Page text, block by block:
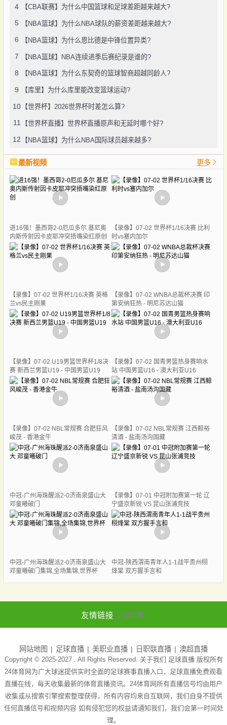
4 【CBA联赛】为什么中国篮球和足球差距越来越大?
5 【NBA篮球】为什么NBA球队的薪资差距越来越大?
6 【NBA篮球】为什么恩比德是中锋位置异类?
7 【NBA篮球】NBA连续进季后赛纪录是谁的?
8 【NBA篮球】为什么东契奇的篮球智商超越同龄人?
9 【库里】为什么库里能改变篮球运动?
10 【世界杯】2026世界杯时差怎么算?
11 【世界杯直播】世界杯直播原声和无延时哪个好?
12 【NBA篮球】为什么NBA国际球员越来越多?
最新视频 更多
进16强！墨西哥2-0厄瓜多尔 基尼奥
内斯传射因卡皮耶冲突捂嘴染红原创
【录像】07-02 世界杯1/16决赛 比利
时vs塞内加尔
【录像】07-02 世界杯1/16决赛 英格
兰vs民主刚果
【录像】07-02 WNBA总裁杯决赛 印
第安纳狂热 - 明尼苏达山猫
【录像】07-02 U19男篮世界杯1/8决
赛 新西兰男篮U19 - 中国男篮U19
【录像】07-02 国青男篮热身赛响水
站 中国男篮U16 - 澳大利亚U16
【录像】07-02 NBL常规赛 合肥狂风
峻茂 - 香港金牛
【录像】07-02 NBL常规赛 江西鲸裕
清酒 - 盐南汤沟国藏
中冠-广州海珠醒派2-0济南泉盛山大
邓童曦破门
【录像】07-01 中冠附加赛第一轮 辽
宁盛京新锐 VS 昆山张浦竞技
中冠-广州海珠醒派2-0济南泉盛山大
邓童曦破门集锦,全场集锦,世界杯
中冠-陕西渭南青年人1-1战平贵州栩
烽棠 双方握手言和
友情链接 足球直播
网站地图 足球直播 美职业直播 日职联直播 澳超直播
Copyright © 2025-2027 . All Rights Reserved. 关于我们 足球直播版权所有
24体育网为广大球迷提供实时全面的足球赛事直播入口、足球直播免费观看
直播在线，每天收集最新的体育直播资讯。24体育网所有直播信号均由用户
收集或从搜索引擎搜索整理获得，所有内容均来自互联网，我们自身不提供
任何直播信号和视频内容 如有侵犯您的权益请通知我们，我们会第一时间处
理。